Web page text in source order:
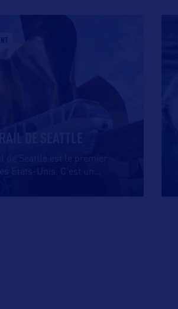
DE SEATTLE
de Seattle est le premier
Etats-Unis. C’est un